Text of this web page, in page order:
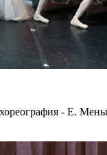
- Е.